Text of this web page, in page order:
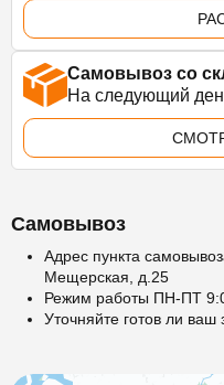
Самовывоз со
На следующий
Самовывоз
Адрес пункта
Мещерская, д.25
Режим работы ПН-ПТ
Уточняйте готов ли ваш